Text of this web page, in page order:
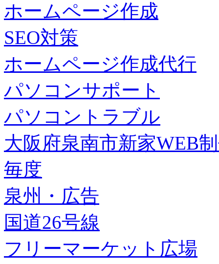
ホームページ作成
SEO対策
ホームページ作成代行
パソコンサポート
パソコントラブル
大阪府泉南市新家WEB
毎度
泉州・広告
国道26号線
フリーマーケット広場